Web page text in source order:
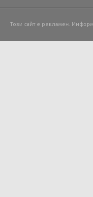
Този сайт е рекламен.